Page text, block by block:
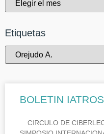
Etiquetas
BOLETIN
CIRCULO DE